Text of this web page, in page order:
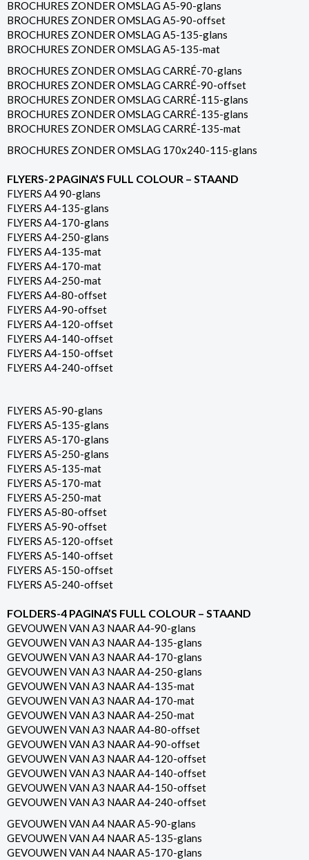
BROCHURES ZONDER OMSLAG A5-90-glans
BROCHURES ZONDER OMSLAG A5-90-offset
BROCHURES ZONDER OMSLAG A5-135-glans
BROCHURES ZONDER OMSLAG A5-135-mat
BROCHURES ZONDER OMSLAG CARRÉ-70-glans
BROCHURES ZONDER OMSLAG CARRÉ-90-offset
BROCHURES ZONDER OMSLAG CARRÉ-115-glans
BROCHURES ZONDER OMSLAG CARRÉ-135-glans
BROCHURES ZONDER OMSLAG CARRÉ-135-mat
BROCHURES ZONDER OMSLAG 170x240-115-glans
FLYERS-2 PAGINA’S FULL COLOUR – STAAND
FLYERS A4 90-glans
FLYERS A4-135-glans
FLYERS A4-170-glans
FLYERS A4-250-glans
FLYERS A4-135-mat
FLYERS A4-170-mat
FLYERS A4-250-mat
FLYERS A4-80-offset
FLYERS A4-90-offset
FLYERS A4-120-offset
FLYERS A4-140-offset
FLYERS A4-150-offset
FLYERS A4-240-offset
FLYERS A5-90-glans
FLYERS A5-135-glans
FLYERS A5-170-glans
FLYERS A5-250-glans
FLYERS A5-135-mat
FLYERS A5-170-mat
FLYERS A5-250-mat
FLYERS A5-80-offset
FLYERS A5-90-offset
FLYERS A5-120-offset
FLYERS A5-140-offset
FLYERS A5-150-offset
FLYERS A5-240-offset
FOLDERS-4 PAGINA’S FULL COLOUR – STAAND
GEVOUWEN VAN A3 NAAR A4-90-glans
GEVOUWEN VAN A3 NAAR A4-135-glans
GEVOUWEN VAN A3 NAAR A4-170-glans
GEVOUWEN VAN A3 NAAR A4-250-glans
GEVOUWEN VAN A3 NAAR A4-135-mat
GEVOUWEN VAN A3 NAAR A4-170-mat
GEVOUWEN VAN A3 NAAR A4-250-mat
GEVOUWEN VAN A3 NAAR A4-80-offset
GEVOUWEN VAN A3 NAAR A4-90-offset
GEVOUWEN VAN A3 NAAR A4-120-offset
GEVOUWEN VAN A3 NAAR A4-140-offset
GEVOUWEN VAN A3 NAAR A4-150-offset
GEVOUWEN VAN A3 NAAR A4-240-offset
GEVOUWEN VAN A4 NAAR A5-90-glans
GEVOUWEN VAN A4 NAAR A5-135-glans
GEVOUWEN VAN A4 NAAR A5-170-glans